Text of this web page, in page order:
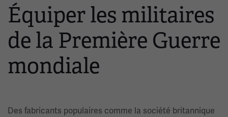
Équiper les militaires
de la Première Guerre
mondiale
Des fabricants populaires comme la société britannique